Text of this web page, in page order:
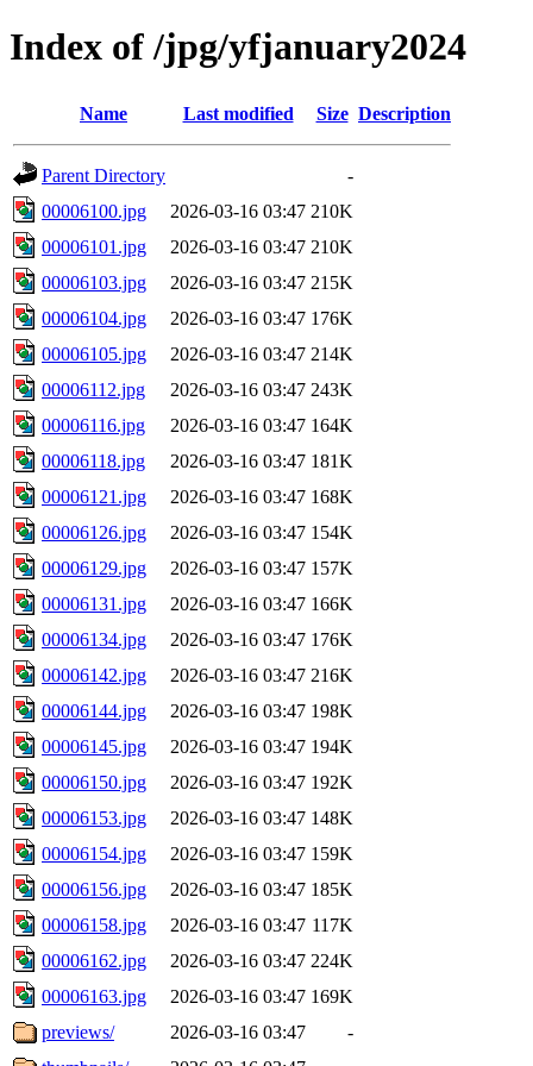
Index of /jpg/yfjanuary2024
Name Last modified Size Description
Parent Directory
-
00006100.jpg
2026-03-16 03:47 210K
00006101.jpg
2026-03-16 03:47 210K
00006103.jpg
2026-03-16 03:47 215K
00006104.jpg
2026-03-16 03:47 176K
00006105.jpg
2026-03-16 03:47 214K
00006112.jpg
2026-03-16 03:47 243K
00006116.jpg
2026-03-16 03:47 164K
00006118.jpg
2026-03-16 03:47 181K
00006121.jpg
2026-03-16 03:47 168K
00006126.jpg
2026-03-16 03:47 154K
00006129.jpg
2026-03-16 03:47 157K
00006131.jpg
2026-03-16 03:47 166K
00006134.jpg
2026-03-16 03:47 176K
00006142.jpg
2026-03-16 03:47 216K
00006144.jpg
2026-03-16 03:47 198K
00006145.jpg
2026-03-16 03:47 194K
00006150.jpg
2026-03-16 03:47 192K
00006153.jpg
2026-03-16 03:47 148K
00006154.jpg
2026-03-16 03:47 159K
00006156.jpg
2026-03-16 03:47 185K
00006158.jpg
2026-03-16 03:47 117K
00006162.jpg
2026-03-16 03:47 224K
00006163.jpg
2026-03-16 03:47 169K
previews/
2026-03-16 03:47
-